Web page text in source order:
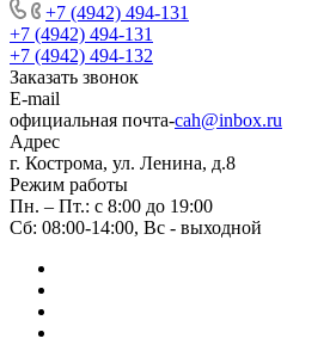
+7 (4942) 494-131
+7 (4942) 494-131
+7 (4942) 494-132
Заказать звонок
E-mail
официальная почта-cah@inbox.ru
Адрес
г. Кострома, ул. Ленина, д.8
Режим работы
Пн. – Пт.: с 8:00 до 19:00
Сб: 08:00-14:00, Вс - выходной